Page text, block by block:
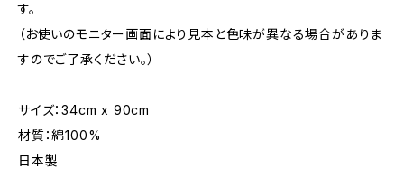
す。
（お使いのモニター画面により見本と色味が異なる場合がありま
すのでご了承ください。）
サイズ：34cm x 90cm
材質：綿100%
日本製